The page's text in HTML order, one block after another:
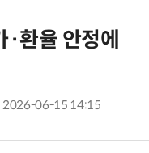
환율 안정에
2026-06-15 14:15